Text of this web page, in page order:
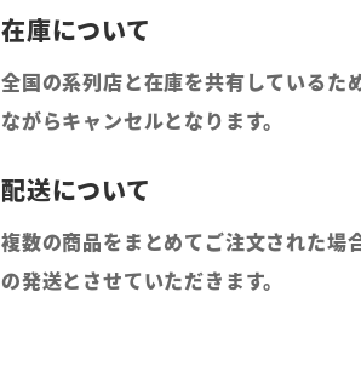
全国の系列店と在庫を共有しているた
ながらキャンセルとなります。
複数の商品をまとめてご注文された場
の発送とさせていただきます。